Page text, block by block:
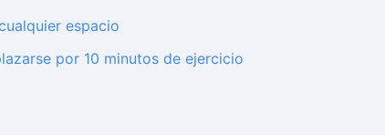
espacio
por 10 minutos de ejercicio